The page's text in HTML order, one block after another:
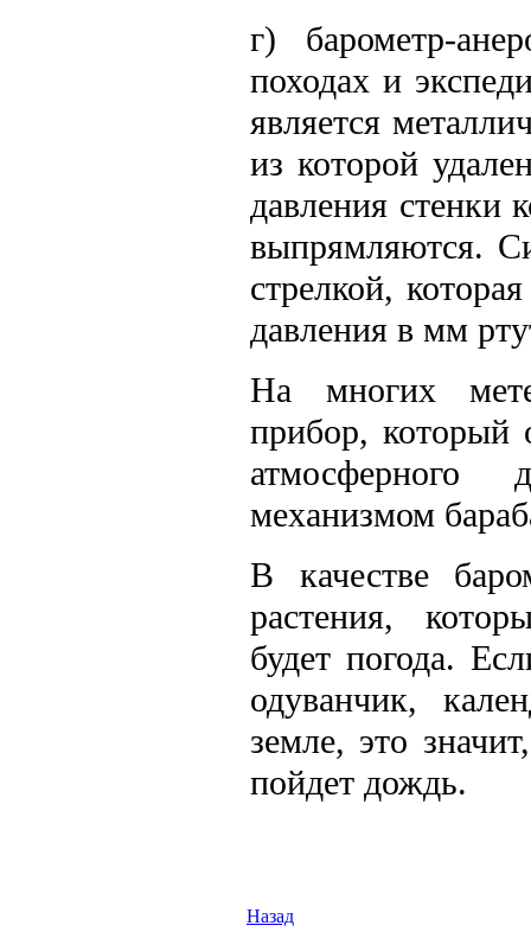
г) барометр-
походах и
является
из которой
давления
выпрямляются.
стрелкой,
давления в мм
На многих
прибор, который
механизмом
В качестве
растения,
будет погода.
одуванчик,
земле, это
пойдет дождь.
Назад